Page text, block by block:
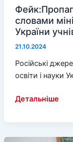
словами
України
21.10.2024
Російські
освіти і науки
міністра
Детальніше